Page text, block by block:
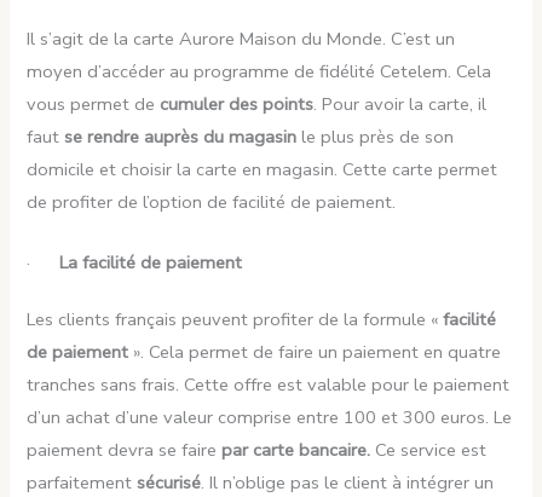
Il s’agit de la carte Aurore Maison du Monde. C’est un
moyen d’accéder au programme de fidélité Cetelem. Cela
vous permet de cumuler des points. Pour avoir la carte, il
fautse rendre auprès du magasinle plus près de son
domicile et choisir la carte en magasin. Cette carte permet
de profiter de l’option de facilité de paiement.
·La facilité de paiement
Les clients français peuvent profiter de la formule «facilité
de paiement ». Cela permet de faire un paiement en quatre
tranches sans frais. Cette offre est valable pour le paiement
d’un achat d’une valeur comprise entre 100 et 300 euros. Le
paiement devra se fairepar carte bancaire. Ce service est
parfaitementsécurisé. Il n’oblige pas le client à intégrer un